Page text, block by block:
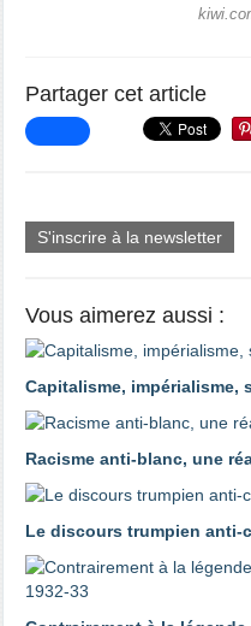
Partager cet article
S'inscrire à la newsletter
Vous aimerez aussi :
Capitalisme, impérialisme,
Racisme anti-blanc, une
Le discours trumpien anti-